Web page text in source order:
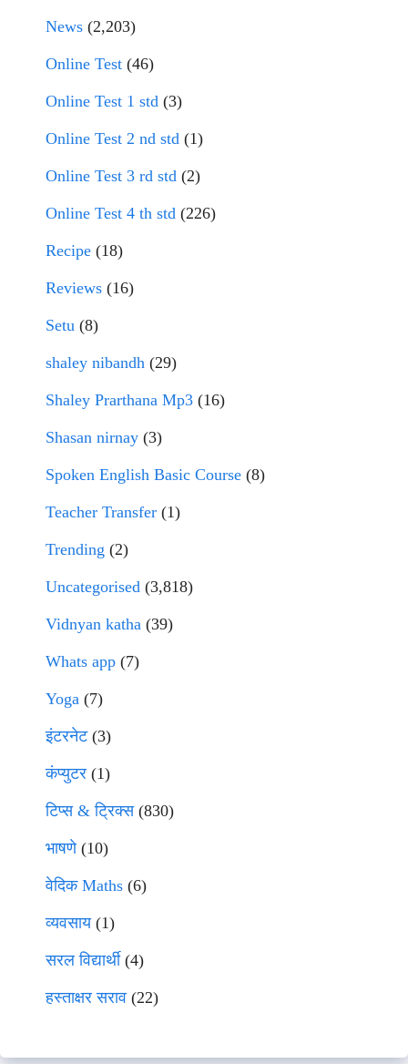
News (2,203)
Online Test (46)
Online Test 1 std (3)
Online Test 2 nd std (1)
Online Test 3 rd std (2)
Online Test 4 th std (226)
Recipe (18)
Reviews (16)
Setu (8)
shaley nibandh (29)
Shaley Prarthana Mp3 (16)
Shasan nirnay (3)
Spoken English Basic Course (8)
Teacher Transfer (1)
Trending (2)
Uncategorised (3,818)
Vidnyan katha (39)
Whats app (7)
Yoga (7)
इंटरनेट(3)
कंप्युटर (1)
टिप्स & ट्रिक्स(830)
भाषणे(10)
वेदिक Maths (6)
व्यवसाय(1)
सरल विद्यार्थी(4)
हस्ताक्षर सराव (22)